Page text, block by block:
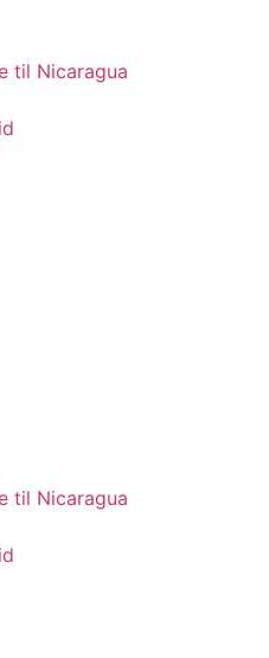
til Nicaragua
til Nicaragua